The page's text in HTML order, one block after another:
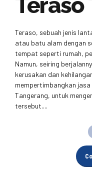
Teraso, sebuah jenis
atau batu alam dengan
tempat seperti rumah,
Namun, seiring
kerusakan dan
mempertimbangkan
Tangerang, untuk
tersebut....